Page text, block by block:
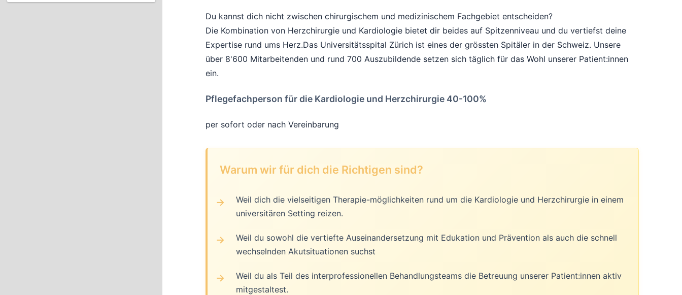
Du kannst dich nicht zwischen chirurgischem und medizinischem Fachgebiet entscheiden?
Die Kombination von Herzchirurgie und Kardiologie bietet dir beides auf Spitzenniveau und du vertiefst deine
Expertise rund ums Herz.Das Universitätsspital Zürich ist eines der grössten Spitäler in der Schweiz. Unsere
über 8'600 Mitarbeitenden und rund 700 Auszubildende setzen sich täglich für das Wohl unserer Patient:innen
ein.
Pflegefachperson für die Kardiologie und Herzchirurgie 40-100%
per sofort oder nach Vereinbarung
Warum wir für dich die Richtigen sind?
Weil dich die vielseitigen Therapie-möglichkeiten rund um die Kardiologie und Herzchirurgie in einem
universitären Setting reizen.
Weil du sowohl die vertiefte Auseinandersetzung mit Edukation und Prävention als auch die schnell
wechselnden Akutsituationen suchst
Weil du als Teil des interprofessionellen Behandlungsteams die Betreuung unserer Patient:innen aktiv
mitgestaltest.